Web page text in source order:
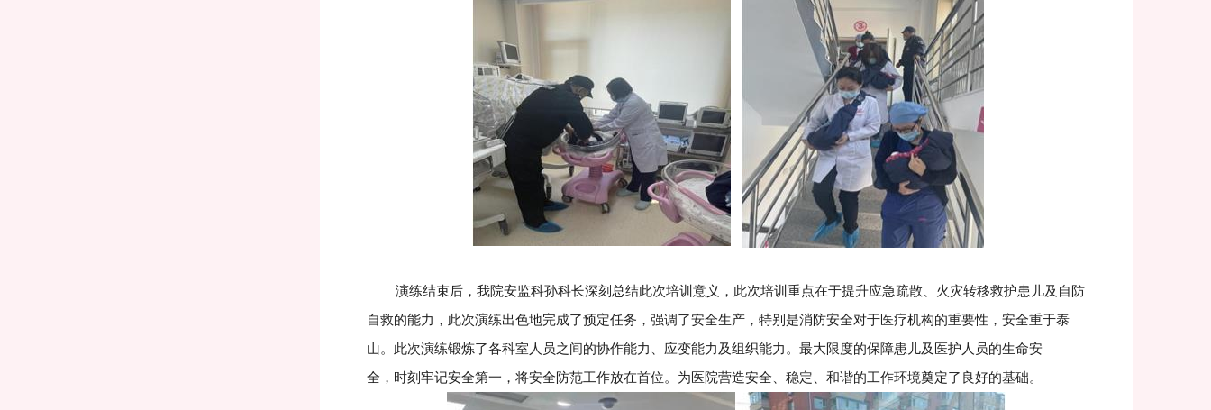
演练结束后，我院安监科孙科长深刻总结此次培训意义，此次培训重点在于提升应急疏散、火灾转移救护患儿及自防
自救的能力，此次演练出色地完成了预定任务，强调了安全生产，特别是消防安全对于医疗机构的重要性，安全重于泰
山。此次演练锻炼了各科室人员之间的协作能力、应变能力及组织能力。最大限度的保障患儿及医护人员的生命安
全，时刻牢记安全第一，将安全防范工作放在首位。为医院营造安全、稳定、和谐的工作环境奠定了良好的基础。